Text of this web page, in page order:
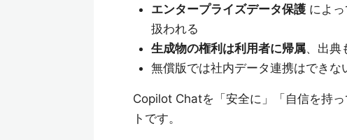
エンタープライズデータ保護によっ
扱われる
生成物の権利は利用者に帰属、出典
無償版では社内データ連携はでき
Copilot Chatを「安全に」「自信を持
トです。